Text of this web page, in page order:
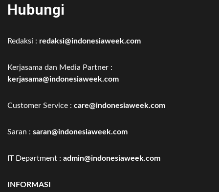
Hubungi
Redaksi : redaksi@indonesiaweek.com
Kerjasama dan Media Partner :
kerjasama@indonesiaweek.com
Customer Service : care@indonesiaweek.com
Saran : saran@indonesiaweek.com
IT Department : admin@indonesiaweek.com
INFORMASI